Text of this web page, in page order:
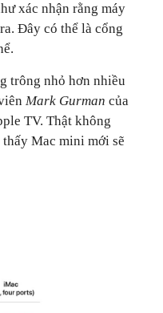
xác nhận rằng máy
Đây có thể là cổng
trông nhỏ hơn nhiều
Mark Gurman của
TV. Thật không
thấy Mac mini mới sẽ